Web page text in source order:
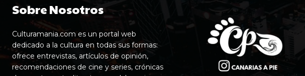
Sobre Nosotros
Culturamania.com es un portal web
dedicado a la cultura en todas sus formas:
ofrece entrevistas, artículos de opinión,
recomendaciones de cine y series, crónicas